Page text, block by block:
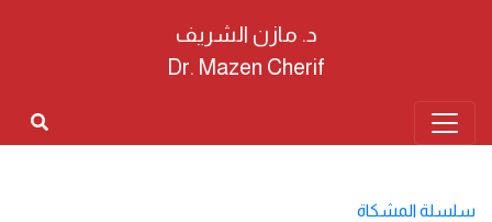
د. مازن الشريف
Dr. Mazen Cherif
سلسلة المشكاة